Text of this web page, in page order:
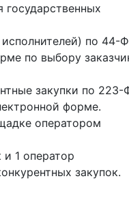
по 44-
по выбору
закупки по 223-
форме.
оператором
1 оператор
закупок.